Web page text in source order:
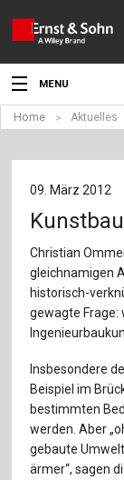
MENU
Aktuelles
Fachgebiete
Produkte
Werben
Service
Für Autor:innen
Verlag
Home Aktuelles
09. März 2012
Christian
gleichnamigen
historisch-
gewagte Frage:
Insbesondere
Beispiel im
bestimmten
werden. Aber
gebaute
ärmer“, sagen